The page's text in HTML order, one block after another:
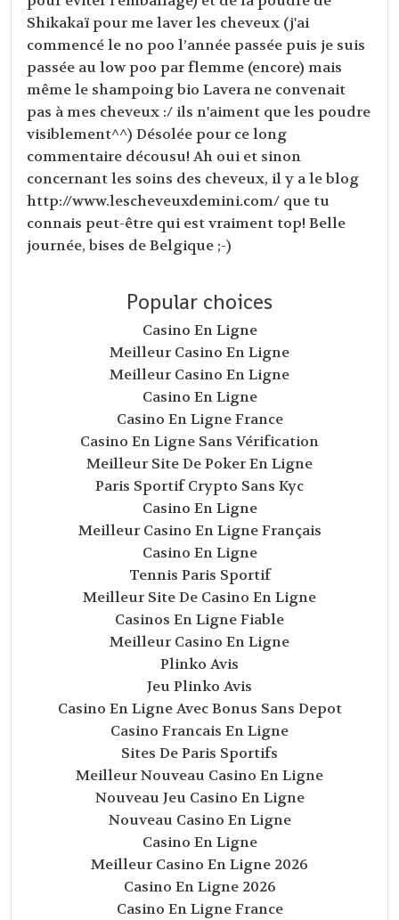
Shikakaï pour me laver les cheveux (j'ai
commencé le no poo l’année passée puis je suis
passée au low poo par flemme (encore) mais
même le shampoing bio Lavera ne convenait
pas à mes cheveux :/ ils n'aiment que les poudre
visiblement^^) Désolée pour ce long
commentaire décousu! Ah oui et sinon
concernant les soins des cheveux, il y a le blog
http://www.lescheveuxdemini.com/ que tu
connais peut-être qui est vraiment top! Belle
journée, bises de Belgique ;-)
Popular choices
Casino En Ligne
Meilleur Casino En Ligne
Meilleur Casino En Ligne
Casino En Ligne
Casino En Ligne France
Casino En Ligne Sans Vérification
Meilleur Site De Poker En Ligne
Paris Sportif Crypto Sans Kyc
Casino En Ligne
Meilleur Casino En Ligne Français
Casino En Ligne
Tennis Paris Sportif
Meilleur Site De Casino En Ligne
Casinos En Ligne Fiable
Meilleur Casino En Ligne
Plinko Avis
Jeu Plinko Avis
Casino En Ligne Avec Bonus Sans Depot
Casino Francais En Ligne
Sites De Paris Sportifs
Meilleur Nouveau Casino En Ligne
Nouveau Jeu Casino En Ligne
Nouveau Casino En Ligne
Casino En Ligne
Meilleur Casino En Ligne 2026
Casino En Ligne 2026
Casino En Ligne France